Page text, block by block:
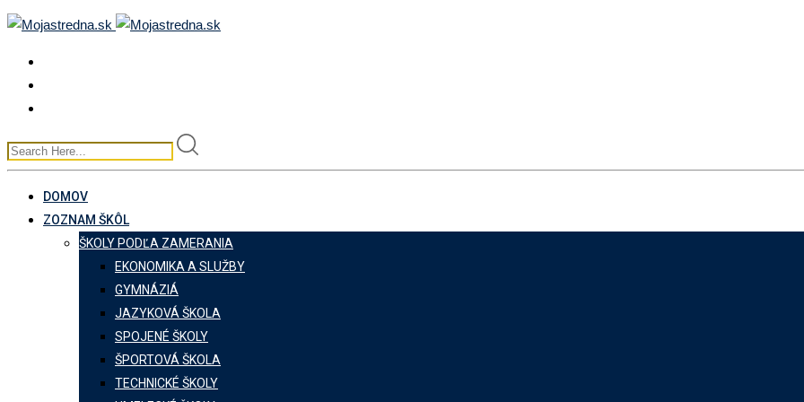
Skip
DOMOV
ZOZNAM ŠKÔL
ŠKOLY PODĽA ZAMERANIA
EKONOMIKA A SLUŽBY
GYMNÁZIÁ
JAZYKOVÁ ŠKOLA
SPOJENÉ ŠKOLY
ŠPORTOVÁ ŠKOLA
TECHNICKÉ ŠKOLY